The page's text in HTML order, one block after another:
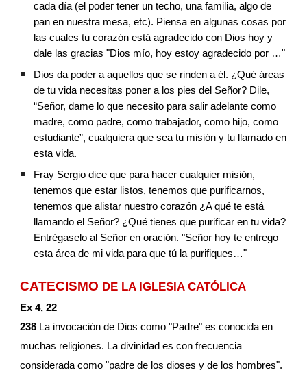
cada día (el poder tener un techo, una familia, algo de
pan en nuestra mesa, etc). Piensa en algunas cosas por
las cuales tu corazón está agradecido con Dios hoy y
dale las gracias "Dios mío, hoy estoy agradecido por …"
Dios da poder a aquellos que se rinden a él. ¿Qué áreas
de tu vida necesitas poner a los pies del Señor? Dile,
“Señor, dame lo que necesito para salir adelante como
madre, como padre, como trabajador, como hijo, como
estudiante”, cualquiera que sea tu misión y tu llamado en
esta vida.
Fray Sergio dice que para hacer cualquier misión,
tenemos que estar listos, tenemos que purificarnos,
tenemos que alistar nuestro corazón ¿A qué te está
llamando el Señor? ¿Qué tienes que purificar en tu vida?
Entrégaselo al Señor en oración. "Señor hoy te entrego
esta área de mi vida para que tú la purifiques…"
CATECISMO DE LA IGLESIA CATÓLICA
Ex 4, 22
238 La invocación de Dios como "Padre" es conocida en
muchas religiones. La divinidad es con frecuencia
considerada como "padre de los dioses y de los hombres".